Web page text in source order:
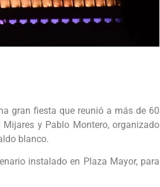
gran fiesta que reunió a más de 60
y Pablo Montero, organizado
blanco.
instalado en Plaza Mayor, para